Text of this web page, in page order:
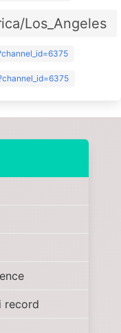
Los_Angeles
record